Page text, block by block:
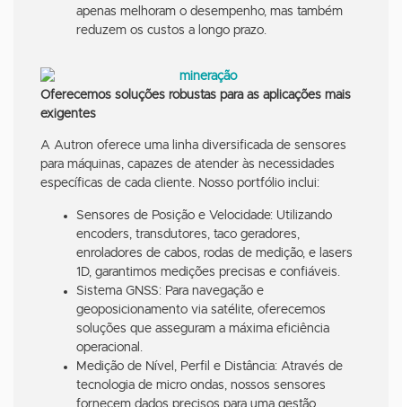
apenas melhoram o desempenho, mas também
reduzem os custos a longo prazo.
Oferecemos soluções robustas para as aplicações mais
exigentes
A Autron oferece uma linha diversificada de sensores
para máquinas, capazes de atender às necessidades
específicas de cada cliente. Nosso portfólio inclui:
Sensores de Posição e Velocidade: Utilizando
encoders, transdutores, taco geradores,
enroladores de cabos, rodas de medição, e lasers
1D, garantimos medições precisas e confiáveis.
Sistema GNSS: Para navegação e
geoposicionamento via satélite, oferecemos
soluções que asseguram a máxima eficiência
operacional.
Medição de Nível, Perfil e Distância: Através de
tecnologia de micro ondas, nossos sensores
fornecem dados precisos para uma gestão